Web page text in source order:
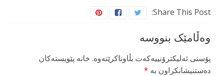
Share This Post:
وەڵامێک بنووسە
پۆستی ئەلیکترۆنییەکەت بڵاوناکرێتەوە. خانە پێویستەکان
دەستنیشانکراون بە *